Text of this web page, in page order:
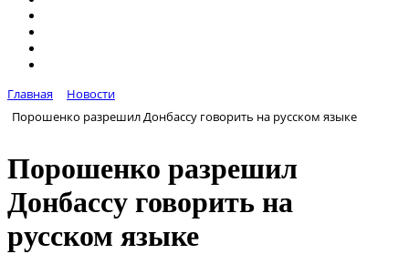
Главная
Новости
Порошенко разрешил Донбассу говорить на русском языке
Порошенко разрешил
Донбассу говорить на
русском языке